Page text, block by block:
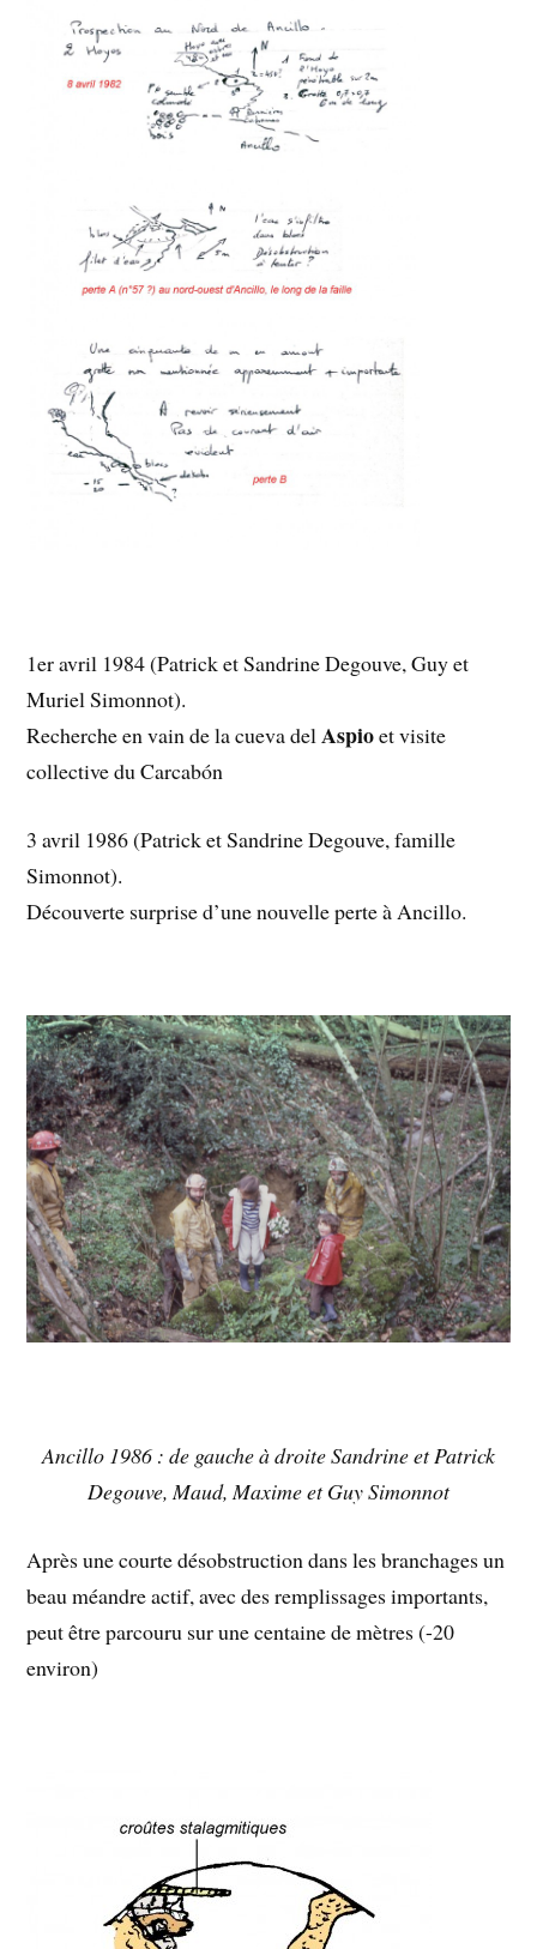
1er avril 1984 (Patrick et Sandrine Degouve, Guy et
Muriel Simonnot).
Recherche en vain de la cueva delAspioet visite
collective du Carcabón
3 avril 1986 (Patrick et Sandrine Degouve, famille
Simonnot).
Découverte surprise d’une nouvelle perte à Ancillo.
Ancillo 1986 : de gauche à droite Sandrine et Patrick
Degouve, Maud, Maxime et Guy Simonnot
Après une courte désobstruction dans les branchages un
beau méandre actif, avec des remplissages importants,
peut être parcouru sur une centaine de mètres (-20
environ)